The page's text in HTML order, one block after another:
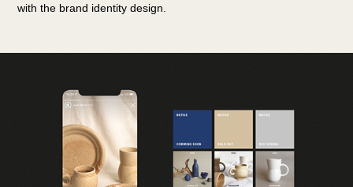
with the brand identity design.